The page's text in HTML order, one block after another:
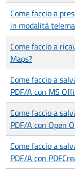
Come faccio a
in modalità
Come faccio a
Maps?
Come faccio a
PDF/A con MS
Come faccio a
PDF/A con Open
Come faccio a
PDF/A con